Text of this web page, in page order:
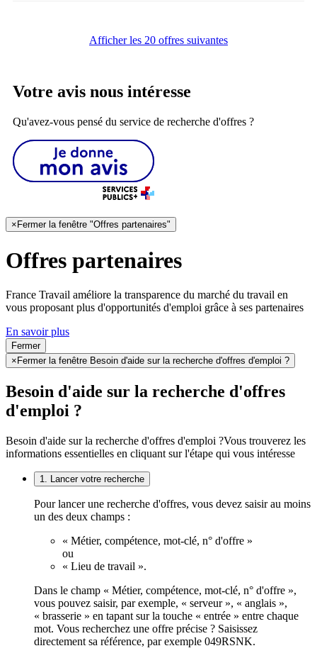
Afficher les 20 offres suivantes
Votre avis nous intéresse
Qu'avez-vous pensé du service de recherche d'offres ?
× Fermer la fenêtre "Offres partenaires"
Offres partenaires
France Travail améliore la transparence du marché du travail en
vous proposant plus d'opportunités d'emploi grâce à ses partenaires
En savoir plus
Fermer
× Fermer la fenêtre Besoin d'aide sur la recherche d'offres d'emploi ?
Besoin d'aide sur la recherche d'offres
d'emploi ?
Besoin d'aide sur la recherche d'offres d'emploi ?Vous trouverez les
informations essentielles en cliquant sur l'étape qui vous intéresse
1. Lancer votre recherche
Pour lancer une recherche d'offres, vous devez saisir au moins
un des deux champs :
« Métier, compétence, mot-clé, n° d'offre »
ou
« Lieu de travail ».
Dans le champ « Métier, compétence, mot-clé, n° d'offre »,
vous pouvez saisir, par exemple, « serveur », « anglais »,
« brasserie » en tapant sur la touche « entrée » entre chaque
mot. Vous recherchez une offre précise ? Saisissez
directement sa référence, par exemple 049RSNK.